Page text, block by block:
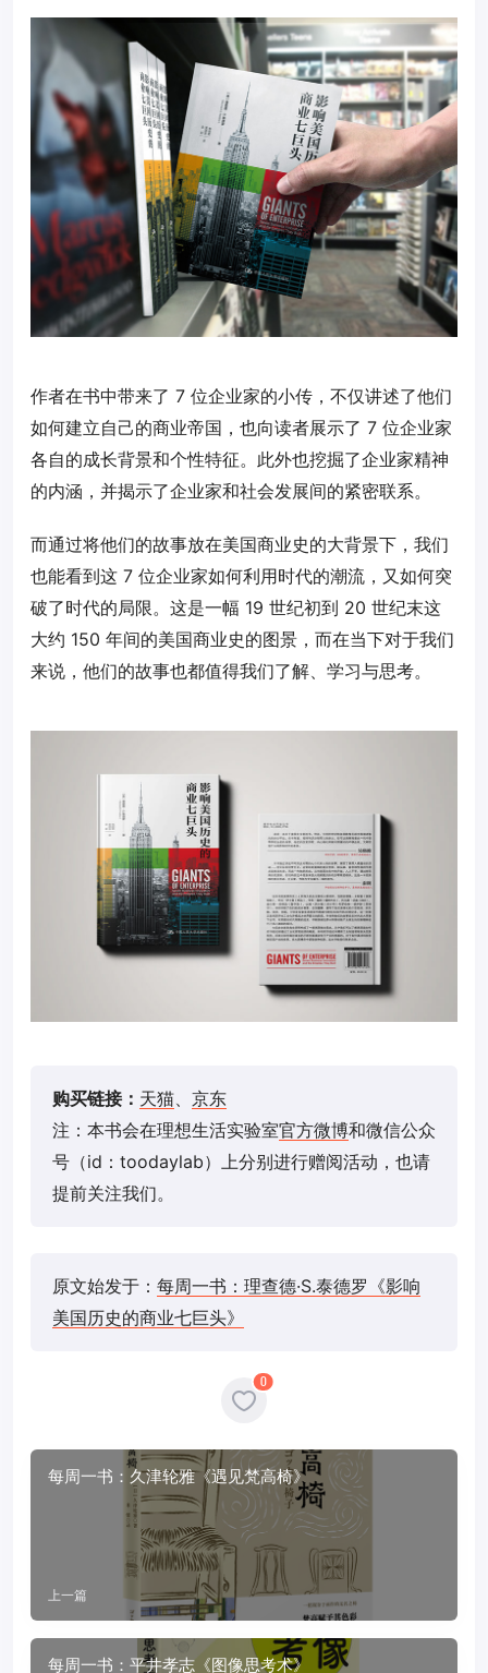
作者在书中带来了 7 位企业家的小传，不仅讲述了他们
如何建立自己的商业帝国，也向读者展示了 7 位企业家
各自的成长背景和个性特征。此外也挖掘了企业家精神
的内涵，并揭示了企业家和社会发展间的紧密联系。
而通过将他们的故事放在美国商业史的大背景下，我们
也能看到这 7 位企业家如何利用时代的潮流，又如何突
破了时代的局限。这是一幅 19 世纪初到 20 世纪末这
大约 150 年间的美国商业史的图景，而在当下对于我们
来说，他们的故事也都值得我们了解、学习与思考。
购买链接： 天猫
京东
注：本书会在理想生活实验室官方微博和微信公众
号（id：toodaylab）上分别进行赠阅活动，也请
提前关注我们。
原文始发于： 每周一书：理查德·S.泰德罗《影响
美国历史的商业七巨头》
0
每周一书：久津轮雅《遇见梵高椅》
上一篇
每周一书：平井孝志《图像思考术》